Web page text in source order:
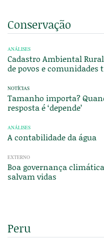
Conservação
ANÁLISES
Cadastro Ambiental
de povos e comunidades
NOTÍCIAS
Tamanho importa?
resposta é ‘depende’
ANÁLISES
A contabilidade da água
EXTERNO
Boa governança
salvam vidas
Peru